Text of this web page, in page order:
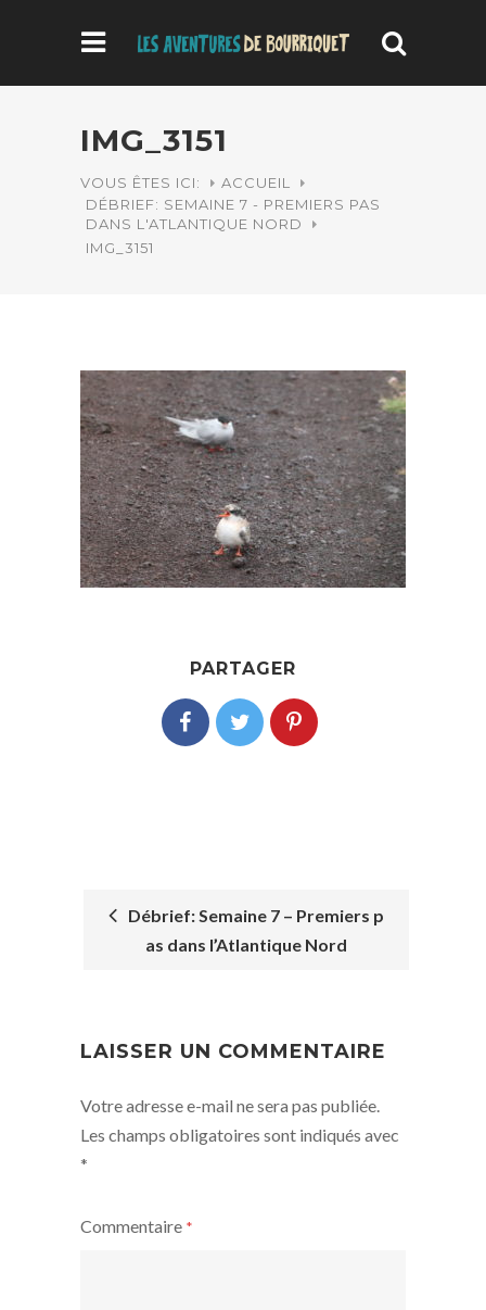
IMG_3151
VOUS ÊTES ICI:
ACCUEIL
DÉBRIEF: SEMAINE 7 - PREMIERS PAS
DANS L'ATLANTIQUE NORD
IMG_3151
PARTAGER
POST
Débrief: Semaine 7 – Premiers p
as dans l’Atlantique Nord
LAISSER UN COMMENTAIRE
Votre adresse e-mail ne sera pas publiée.
Les champs obligatoires sont indiqués avec
*
Commentaire *